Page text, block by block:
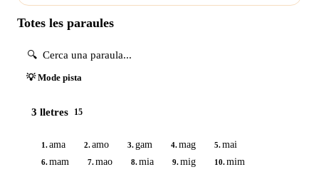
Totes les paraules
💡 Mode pista
3 lletres 15
1.ama 2.amo 3.gam 4.mag 5.mai
6.mam 7.mao 8.mia 9.mig 10.mim